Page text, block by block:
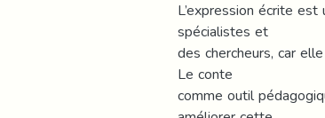
L’expression écrite
spécialistes et
des chercheurs, car
Le conte
comme outil